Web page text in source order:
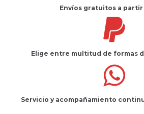
Envíos gratuitos a
Elige entre multitud de formas
Servicio y acompañamiento